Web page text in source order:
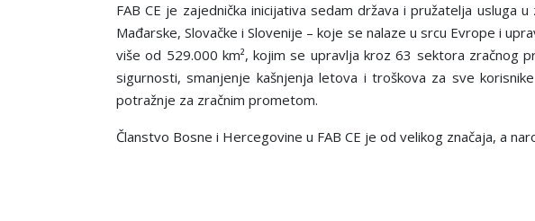
FAB CE je zajednička inicijativa sedam država i pružatelja
Mađarske, Slovačke i Slovenije – koje se nalaze u srcu Evrope i
više od 529.000 km², kojim se upravlja kroz 63 sektora zračnog
sigurnosti, smanjenje kašnjenja letova i troškova za sve
potražnje za zračnim prometom.
Članstvo Bosne i Hercegovine u FAB CE je od velikog značaja, a